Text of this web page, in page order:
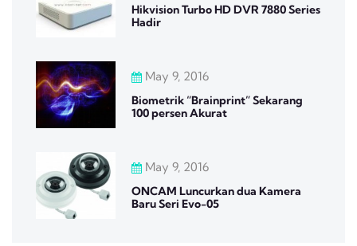
Hikvision Turbo HD DVR 7880 Series
Hadir
May 9, 2016
Biometrik “Brainprint” Sekarang
100 persen Akurat
May 9, 2016
ONCAM Luncurkan dua Kamera
Baru Seri Evo-05